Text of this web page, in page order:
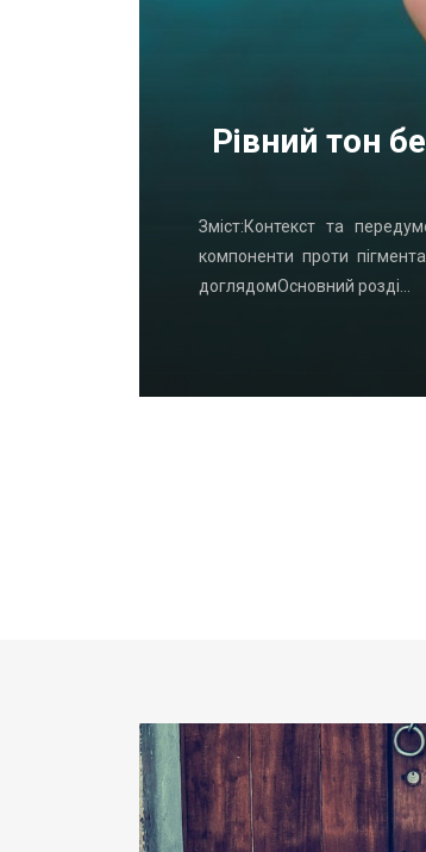
Рівний тон
Зміст:Контекст та
компоненти проти
доглядомОсновний розді…